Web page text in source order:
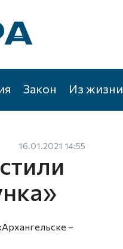
Закон Из жизни
16.01.2021 14:55
–